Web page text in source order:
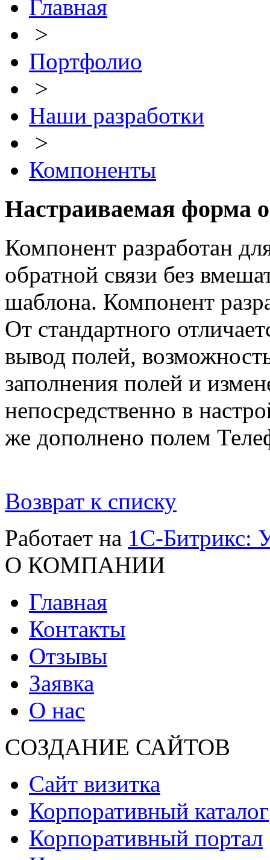
Главная
>
Портфолио
>
Наши разработки
>
Компоненты
Настраиваемая форма
Компонент разработан
обратной связи без
шаблона. Компонент
От стандартного
вывод полей,
заполнения полей и
непосредственно в
же дополнено полем
Возврат к списку
Работает на 1C-Битрикс:
О КОМПАНИИ
Главная
Контакты
Отзывы
Заявка
О нас
СОЗДАНИЕ САЙТОВ
Сайт визитка
Корпоративный каталог
Корпоративный портал